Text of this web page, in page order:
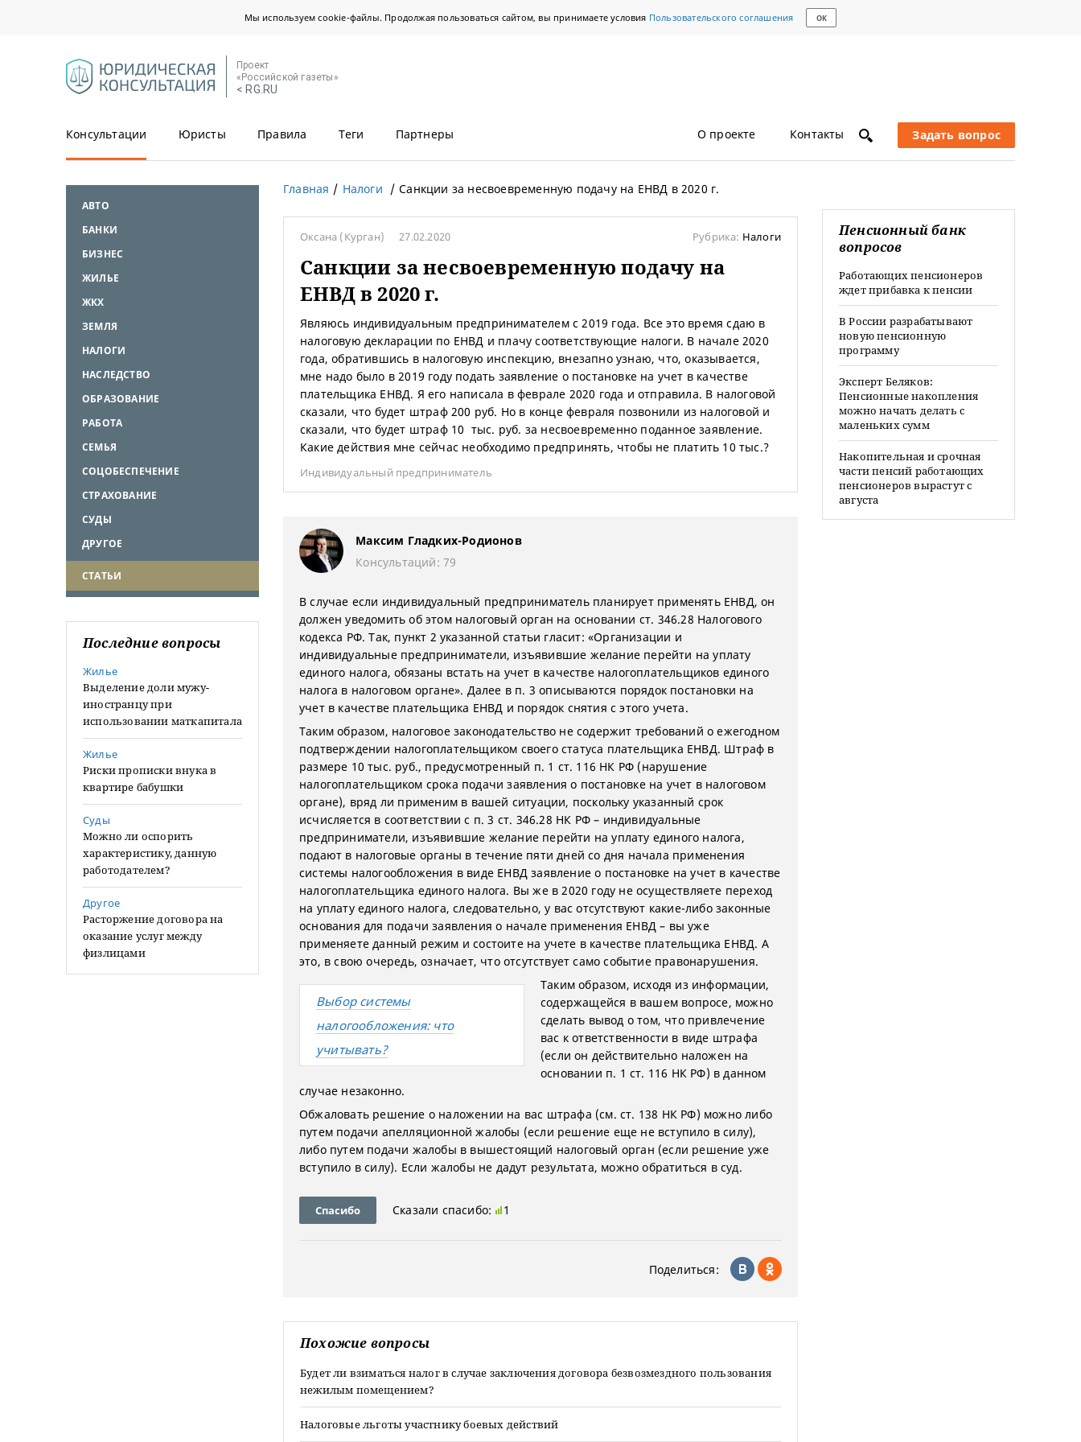
Мы используем cookie-файлы. Продолжая пользоваться сайтом, вы принимаете условия Пользовательского соглашения ОК
Проект
«Российской газеты»
< RG.RU
Консультации Юристы Правила Теги Партнеры О проекте Контакты Задать вопрос
АВТО
БАНКИ
БИЗНЕС
ЖИЛЬЕ
ЖКХ
ЗЕМЛЯ
НАЛОГИ
НАСЛЕДСТВО
ОБРАЗОВАНИЕ
РАБОТА
СЕМЬЯ
СОЦОБЕСПЕЧЕНИЕ
СТРАХОВАНИЕ
СУДЫ
ДРУГОЕ
СТАТЬИ
Последние вопросы
Жилье
Выделение доли мужу-
иностранцу при
использовании маткапитала
Жилье
Риски прописки внука в
квартире бабушки
Суды
Можно ли оспорить
характеристику, данную
работодателем?
Другое
Расторжение договора на
оказание услуг между
физлицами
Главная Налоги Санкции за несвоевременную подачу на ЕНВД в 2020 г.
Оксана (Курган) 27.02.2020 Рубрика: Налоги
Санкции за несвоевременную подачу на
ЕНВД в 2020 г.
Являюсь индивидуальным предпринимателем с 2019 года. Все это время сдаю в
налоговую декларации по ЕНВД и плачу соответствующие налоги. В начале 2020
года, обратившись в налоговую инспекцию, внезапно узнаю, что, оказывается,
мне надо было в 2019 году подать заявление о постановке на учет в качестве
плательщика ЕНВД. Я его написала в феврале 2020 года и отправила. В налоговой
сказали, что будет штраф 200 руб. Но в конце февраля позвонили из налоговой и
сказали, что будет штраф 10 тыс. руб. за несвоевременно поданное заявление.
Какие действия мне сейчас необходимо предпринять, чтобы не платить 10 тыс.?
Индивидуальный предприниматель
Максим Гладких-Родионов
Консультаций: 79
В случае если индивидуальный предприниматель планирует применять ЕНВД, он
должен уведомить об этом налоговый орган на основании ст. 346.28 Налогового
кодекса РФ. Так, пункт 2 указанной статьи гласит: «Организации и
индивидуальные предприниматели, изъявившие желание перейти на уплату
единого налога, обязаны встать на учет в качестве налогоплательщиков единого
налога в налоговом органе». Далее в п. 3 описываются порядок постановки на
учет в качестве плательщика ЕНВД и порядок снятия с этого учета.
Таким образом, налоговое законодательство не содержит требований о ежегодном
подтверждении налогоплательщиком своего статуса плательщика ЕНВД. Штраф в
размере 10 тыс. руб., предусмотренный п. 1 ст. 116 НК РФ (нарушение
налогоплательщиком срока подачи заявления о постановке на учет в налоговом
органе), вряд ли применим в вашей ситуации, поскольку указанный срок
исчисляется в соответствии с п. 3 ст. 346.28 НК РФ – индивидуальные
предприниматели, изъявившие желание перейти на уплату единого налога,
подают в налоговые органы в течение пяти дней со дня начала применения
системы налогообложения в виде ЕНВД заявление о постановке на учет в качестве
налогоплательщика единого налога. Вы же в 2020 году не осуществляете переход
на уплату единого налога, следовательно, у вас отсутствуют какие-либо законные
основания для подачи заявления о начале применения ЕНВД – вы уже
применяете данный режим и состоите на учете в качестве плательщика ЕНВД. А
это, в свою очередь, означает, что отсутствует само событие правонарушения.
Выбор системы
налогообложения: что
учитывать?
Таким образом, исходя из информации,
содержащейся в вашем вопросе, можно
сделать вывод о том, что привлечение
вас к ответственности в виде штрафа
(если он действительно наложен на
основании п. 1 ст. 116 НК РФ) в данном
случае незаконно.
Обжаловать решение о наложении на вас штрафа (см. ст. 138 НК РФ) можно либо
путем подачи апелляционной жалобы (если решение еще не вступило в силу),
либо путем подачи жалобы в вышестоящий налоговый орган (если решение уже
вступило в силу). Если жалобы не дадут результата, можно обратиться в суд.
Спасибо Сказали спасибо: 1
Поделиться:
Похожие вопросы
Будет ли взиматься налог в случае заключения договора безвозмездного пользования
нежилым помещением?
Налоговые льготы участнику боевых действий
Пенсионный банк
вопросов
Работающих пенсионеров
ждет прибавка к пенсии
В России разрабатывают
новую пенсионную
программу
Эксперт Беляков:
Пенсионные накопления
можно начать делать с
маленьких сумм
Накопительная и срочная
части пенсий работающих
пенсионеров вырастут с
августа